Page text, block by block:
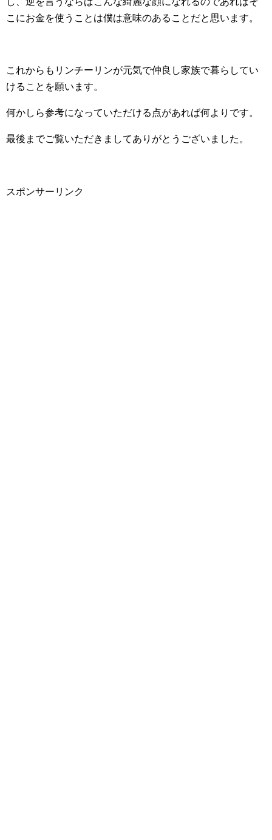
こにお金を使うことは僕は意味のあることだと思います。
これからもリンチーリンが元気で仲良し家族で暮らしてい
けることを願います。
何かしら参考になっていただける点があれば何よりです。
最後までご覧いただきましてありがとうございました。
スポンサーリンク